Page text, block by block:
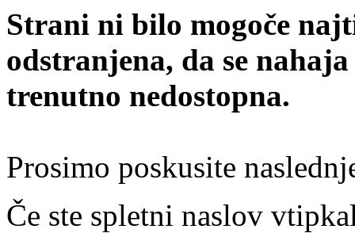
Strani ni bilo mogoče
odstranjena, da se
trenutno nedostopna.
Prosimo poskusite
Če ste spletni naslov